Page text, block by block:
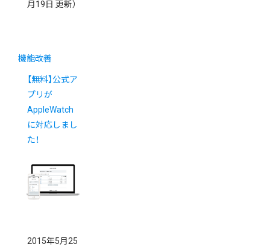
月19日 更新）
機能改善
【無料】公式ア
プリが
AppleWatch
に対応しまし
た！
2015年5月25